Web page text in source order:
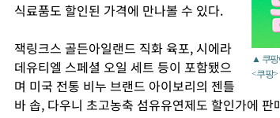
▲ 쿠팡
<쿠팡>
식료품도 할인된 가격에 만나볼 수 있다.
잭링크스 골든아일랜드 직화 육포, 시에라
데유티엘 스페셜 오일 세트 등이 포함됐으
며 미국 전통 비누 브랜드 아이보리의 젠틀
바 솝, 다우니 초고농축 섬유유연제도 할인가에 판